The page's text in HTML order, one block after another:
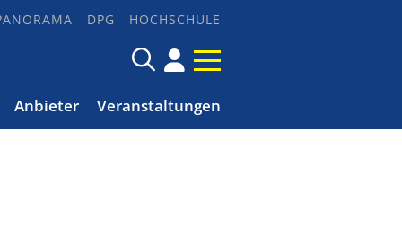
DPG HOCHSCHULE
Anbieter Veranstaltungen